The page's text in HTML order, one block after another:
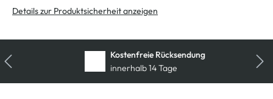
Details zur Produktsicherheit anzeigen
Kostenfreie Rücksendung
innerhalb 14 Tage